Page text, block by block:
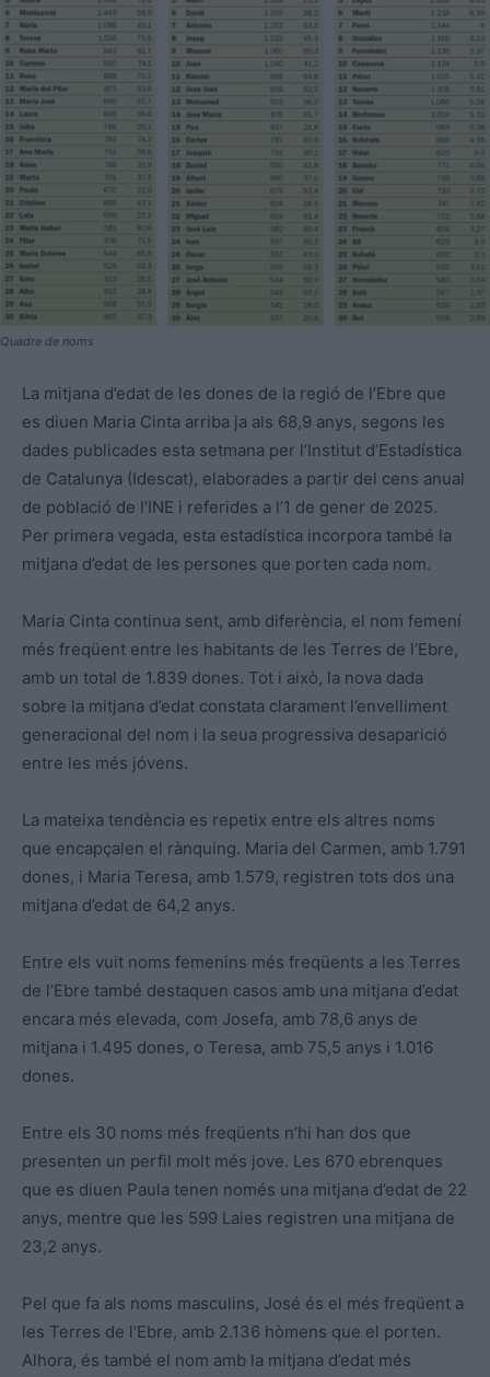
Quadre de noms
La mitjana d’edat de les dones de la regió de l’Ebre que
es diuen Maria Cinta arriba ja als 68,9 anys, segons les
dades publicades esta setmana per l’Institut d’Estadística
de Catalunya (Idescat), elaborades a partir del cens anual
de població de l’INE i referides a l’1 de gener de 2025.
Per primera vegada, esta estadística incorpora també la
mitjana d’edat de les persones que porten cada nom.
Maria Cinta continua sent, amb diferència, el nom femení
més freqüent entre les habitants de les Terres de l’Ebre,
amb un total de 1.839 dones. Tot i això, la nova dada
sobre la mitjana d’edat constata clarament l’envelliment
generacional del nom i la seua progressiva desaparició
entre les més jóvens.
La mateixa tendència es repetix entre els altres noms
que encapçalen el rànquing. Maria del Carmen, amb 1.791
dones, i Maria Teresa, amb 1.579, registren tots dos una
mitjana d’edat de 64,2 anys.
Entre els vuit noms femenins més freqüents a les Terres
de l’Ebre també destaquen casos amb una mitjana d’edat
encara més elevada, com Josefa, amb 78,6 anys de
mitjana i 1.495 dones, o Teresa, amb 75,5 anys i 1.016
dones.
Entre els 30 noms més freqüents n’hi han dos que
presenten un perfil molt més jove. Les 670 ebrenques
que es diuen Paula tenen només una mitjana d’edat de 22
anys, mentre que les 599 Laies registren una mitjana de
23,2 anys.
Pel que fa als noms masculins, José és el més freqüent a
les Terres de l’Ebre, amb 2.136 hòmens que el porten.
Alhora, és també el nom amb la mitjana d’edat més